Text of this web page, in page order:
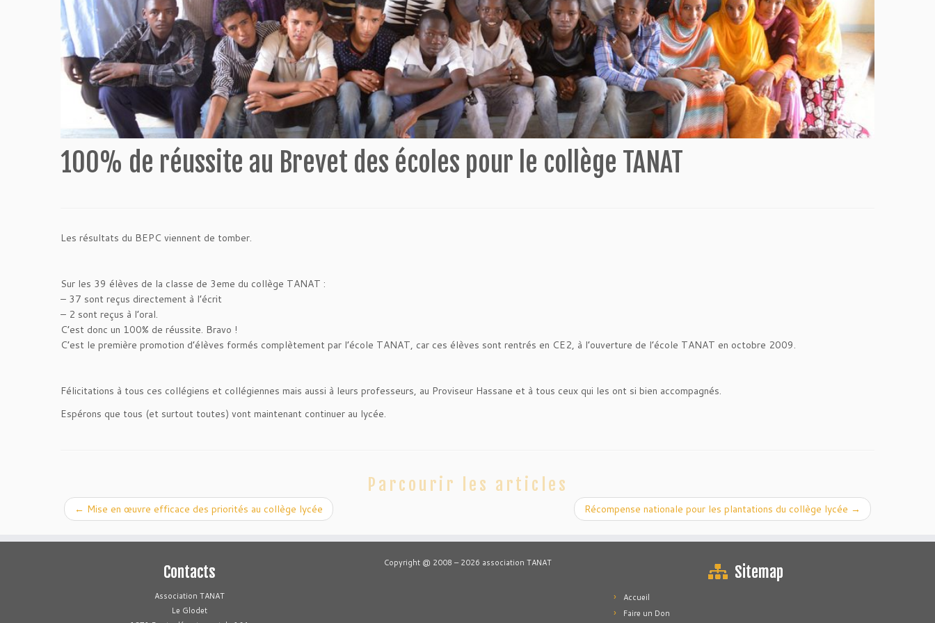
100% de réussite au Brevet des écoles pour le collège TANAT
Les résultats du BEPC viennent de tomber.
Sur les 39 élèves de la classe de 3eme du collège TANAT :
– 37 sont reçus directement à l’écrit
– 2 sont reçus à l’oral.
C’est donc un 100% de réussite. Bravo !
C’est le première promotion d’élèves formés complètement par l’école TANAT, car ces élèves sont rentrés en CE2, à l’ouverture de l’école TANAT en octobre 2009.
Félicitations à tous ces collégiens et collégiennes mais aussi à leurs professeurs, au Proviseur Hassane et à tous ceux qui les ont si bien accompagnés.
Espérons que tous (et surtout toutes) vont maintenant continuer au lycée.
Parcourir les articles
← Mise en œuvre efficace des priorités au collège lycée Récompense nationale pour les plantations du collège lycée →
Contacts
Association TANAT
Le Glodet
Copyright @ 2008 – 2026 association TANAT Sitemap
Accueil
Faire un Don